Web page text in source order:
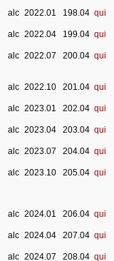
alc 2022.01 198.04 qui
alc 2022.04 199.04 qui
alc 2022.07 200.04 qui
alc 2022.10 201.04 qui
alc 2023.01 202.04 qui
alc 2023.04 203.04 qui
alc 2023.07 204.04 qui
alc 2023.10 205.04 qui
alc 2024.01 206.04 qui
alc 2024.04 207.04 qui
alc 2024.07 208.04 qui